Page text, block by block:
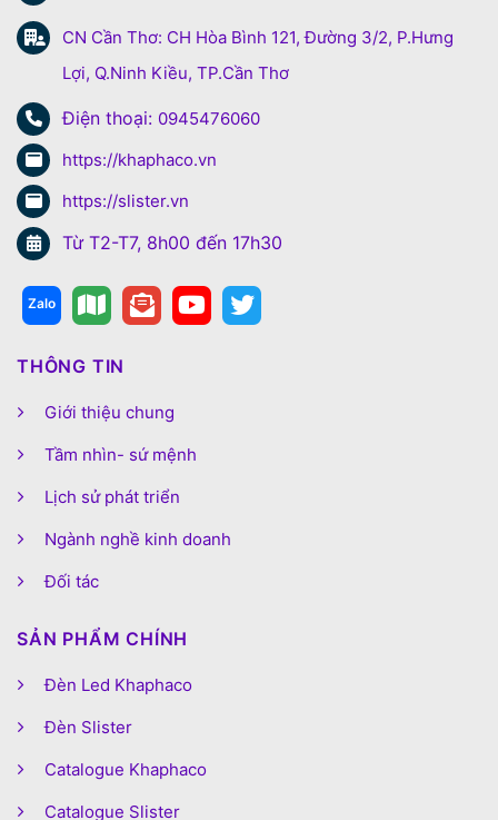
CN Cần Thơ: CH Hòa Bình 121, Đường 3/2, P.Hưng
Lợi, Q.Ninh Kiều, TP.Cần Thơ
Điện thoại: 0945476060
https://khaphaco.vn
https://slister.vn
Từ T2-T7, 8h00 đến 17h30
THÔNG TIN
Giới thiệu chung
Tầm nhìn- sứ mệnh
Lịch sử phát triển
Ngành nghề kinh doanh
Đối tác
SẢN PHẨM CHÍNH
Đèn Led Khaphaco
Đèn Slister
Catalogue Khaphaco
Catalogue Slister